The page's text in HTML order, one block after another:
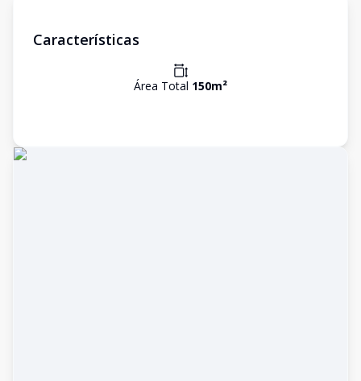
Características
Área Total 150m²